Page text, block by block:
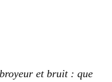
et bruit : que